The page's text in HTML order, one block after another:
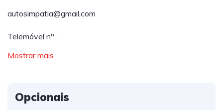
autosimpatia@gmail.com
Telemóvel nº…
Mostrar mais
Opcionais